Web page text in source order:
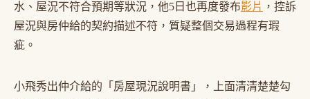
水、屋況不符合預期等狀況，他5日也再度發布影片 ，控訴
屋況與房仲給的契約描述不符，質疑整個交易過程有瑕
疵。
小飛秀出仲介給的「房屋現況說明書」，上面清清楚楚勾